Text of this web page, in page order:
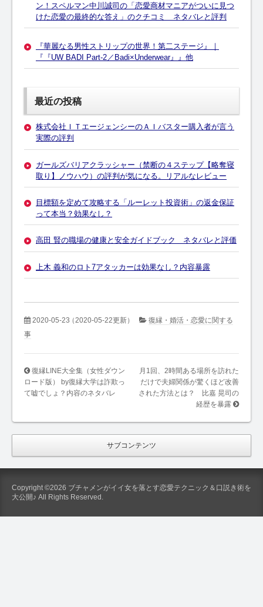
ン！スペルマン中川誠司の「恋愛商材マニアがついに見つ
けた恋愛の最終的な答え」のクチコミ ネタバレと評判
『華麗なる男性ストリップの世界！第二ステージ』｜
『『UW BADI Part-2／Badi×Underwear』』他
最近の投稿
株式会社ＩＴエージェンシーのＡＩバスター購入者が言う
実際の評判
ガールズバリアクラッシャー（禁断の４ステップ【略奪寝
取り】ノウハウ）の評判が気になる。リアルなレビュー
目標額を定めて攻略する「ルーレット投資術」の返金保証
って本当？効果なし？
高田 賢の職場の健康と安全ガイドブック ネタバレと評価
上木 義和のロト7アタッカーは効果なし？内容暴露
2020-05-23（2020-05-22更新）
復縁・婚活・恋愛に関する
事
復縁LINE大全集（女性ダウン
ロード版） by復縁大学は詐欺っ
て嘘でしょ？内容のネタバレ
月1回、2時間ある場所を訪れた
だけで夫婦関係が驚くほど改善
された方法とは？ 比嘉 晃司の
経歴を暴露
サブコンテンツ
Copyright ©2026 ブチャメンがイイ女を落とす恋愛テクニック＆口説き術を
大公開♪ All Rights Reserved.